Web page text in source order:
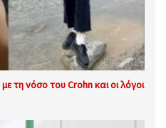
τη νόσο του Crohn και οι λόγοι